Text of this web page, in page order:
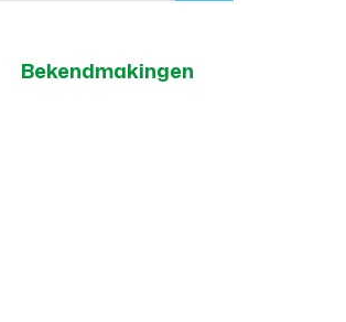
Bekendmakingen